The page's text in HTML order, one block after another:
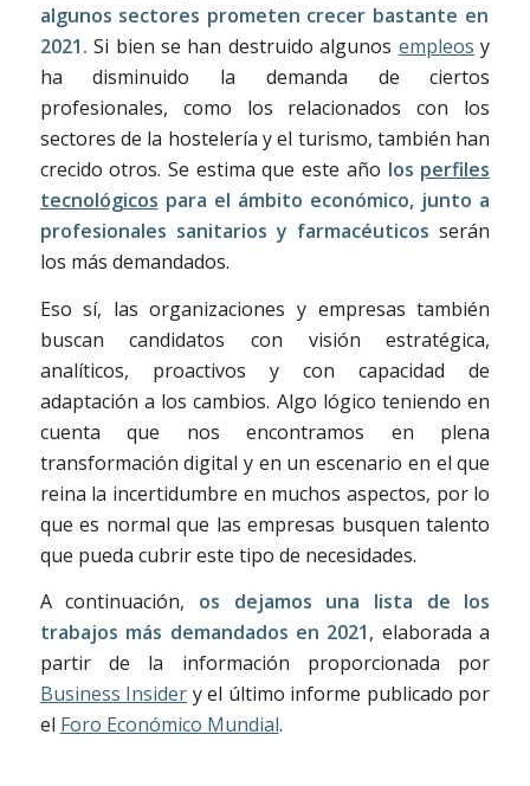
algunos sectores prometen crecer bastante en
2021. Si bien se han destruido algunos empleos y
ha disminuido la demanda de ciertos
profesionales, como los relacionados con los
sectores de la hostelería y el turismo, también han
crecido otros. Se estima que este año los perfiles
tecnológicos para el ámbito económico, junto a
profesionales sanitarios y farmacéuticos serán
los más demandados.
Eso sí, las organizaciones y empresas también
buscan candidatos con visión estratégica,
analíticos, proactivos y con capacidad de
adaptación a los cambios. Algo lógico teniendo en
cuenta que nos encontramos en plena
transformación digital y en un escenario en el que
reina la incertidumbre en muchos aspectos, por lo
que es normal que las empresas busquen talento
que pueda cubrir este tipo de necesidades.
A continuación, os dejamos una lista de los
trabajos más demandados en 2021, elaborada a
partir de la información proporcionada por
Business Insider y el último informe publicado por
el Foro Económico Mundial.